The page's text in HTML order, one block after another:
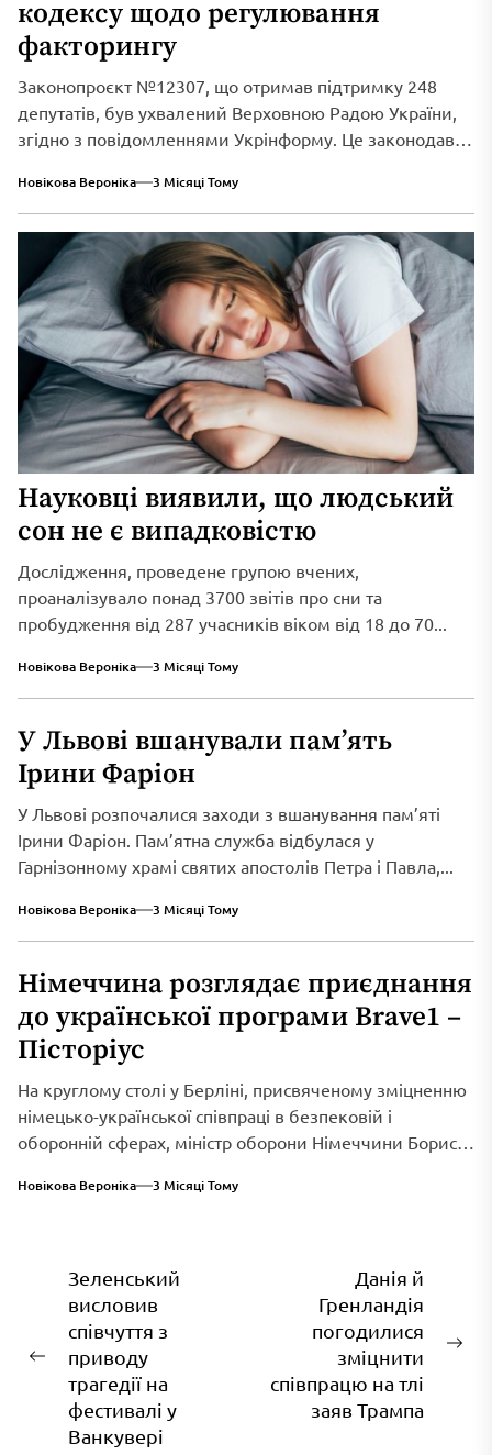
кодексу щодо регулювання
факторингу
Законопроєкт №12307, що отримав підтримку 248
депутатів, був ухвалений Верховною Радою України,
згідно з повідомленнями Укрінформу. Це законодавче
Новікова Вероніка 3 Місяці Тому
Науковці виявили, що людський
сон не є випадковістю
Дослідження, проведене групою вчених,
проаналізувало понад 3700 звітів про сни та
пробудження від 287 учасників віком від 18 до 70...
Новікова Вероніка 3 Місяці Тому
У Львові вшанували пам’ять
Ірини Фаріон
У Львові розпочалися заходи з вшанування пам’яті
Ірини Фаріон. Пам’ятна служба відбулася у
Гарнізонному храмі святих апостолів Петра і Павла,...
Новікова Вероніка 3 Місяці Тому
Німеччина розглядає приєднання
до української програми Brave1 –
Пісторіус
На круглому столі у Берліні, присвяченому зміцненню
німецько-української співпраці в безпековій і
оборонній сферах, міністр оборони Німеччини Борис
Новікова Вероніка 3 Місяці Тому
Навігація
записів
Попередній
запис:
Зеленський
висловив
співчуття з
приводу
трагедії на
фестивалі у
Ванкувері
Данія й
Гренландія
погодилися
зміцнити
співпрацю на тлі
заяв Трампа